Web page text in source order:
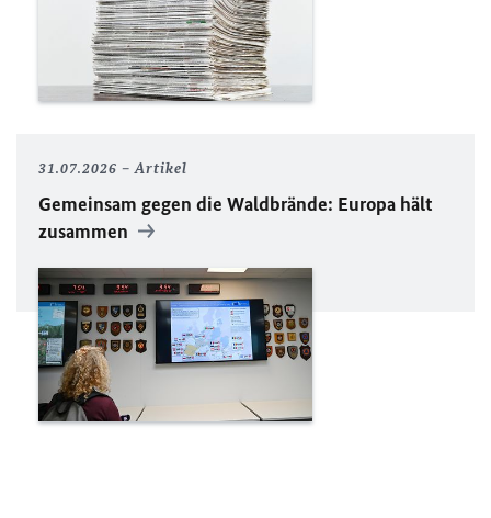
31.07.2026 Artikel
Gemeinsam gegen die Waldbrände: Europa hält
zusammen